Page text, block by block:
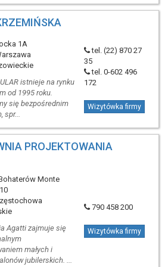
1A
istnieje na rynku
od 1995 roku.
się bezpośrednim
spr...
tel. (22) 870 27
35
tel. 0-602 496
172
Wizytówka firmy
PROJEKTOWANIA
Monte
Agatti zajmuje się
małych i
jubilerskich. ...
790 458 200
Wizytówka firmy